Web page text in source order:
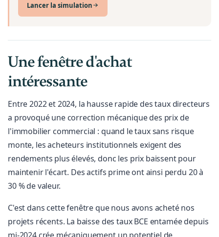
Lancer la simulation
Une fenêtre d'achat
intéressante
Entre 2022 et 2024, la hausse rapide des taux directeurs
a provoqué une correction mécanique des prix de
l'immobilier commercial : quand le taux sans risque
monte, les acheteurs institutionnels exigent des
rendements plus élevés, donc les prix baissent pour
maintenir l'écart. Des actifs prime ont ainsi perdu 20 à
30 % de valeur.
C'est dans cette fenêtre que nous avons acheté nos
projets récents. La baisse des taux BCE entamée depuis